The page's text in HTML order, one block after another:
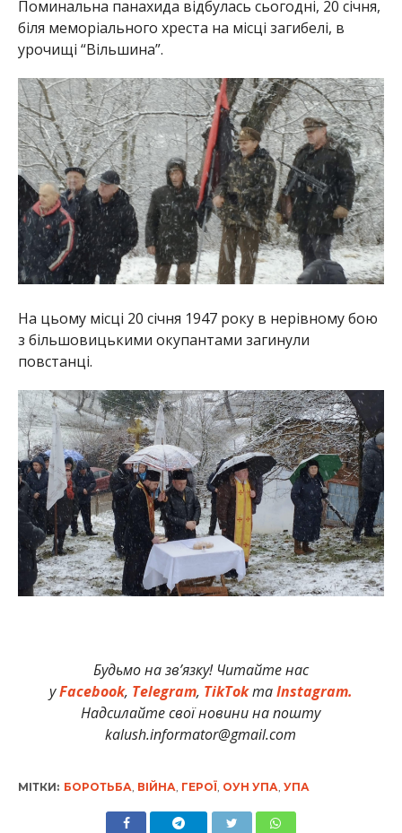
Поминальна панахида відбулась сьогодні, 20 січня,
біля меморіального хреста на місці загибелі, в
урочищі “Вільшина”.
На цьому місці 20 січня 1947 року в нерівному бою
з більшовицькими окупантами загинули
повстанці.
Будьмо на зв’язку! Читайте нас
уFacebook, Telegram, TikTokтаInstagram.
Надсилайте свої новини на пошту
kalush.informator@gmail.com
МІТКИ: БОРОТЬБА ВІЙНА ГЕРОЇ ОУН УПА УПА